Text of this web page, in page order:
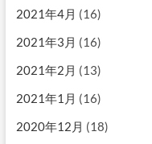
2021年4月 (16)
2021年3月 (16)
2021年2月 (13)
2021年1月 (16)
2020年12月 (18)